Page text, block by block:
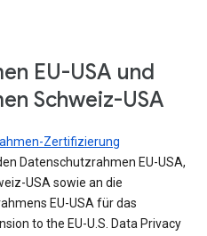
EU-USA und
Schweiz-USA
Zertifizierung
Datenschutzrahmen EU-USA,
USA sowie an die
EU-USA für das
to the EU-U.S. Data Privacy